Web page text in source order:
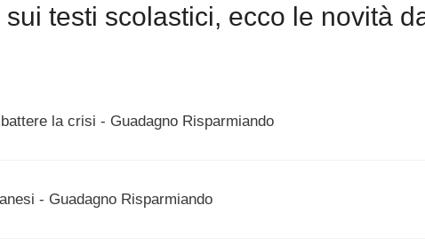
testi scolastici, ecco le novità
la crisi - Guadagno Risparmiando
- Guadagno Risparmiando